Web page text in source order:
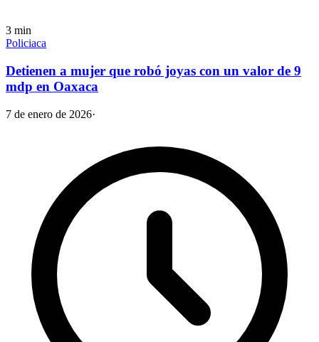
3 min
Policiaca
Detienen a mujer que robó joyas con un valor de 9
mdp en Oaxaca
7 de enero de 2026·